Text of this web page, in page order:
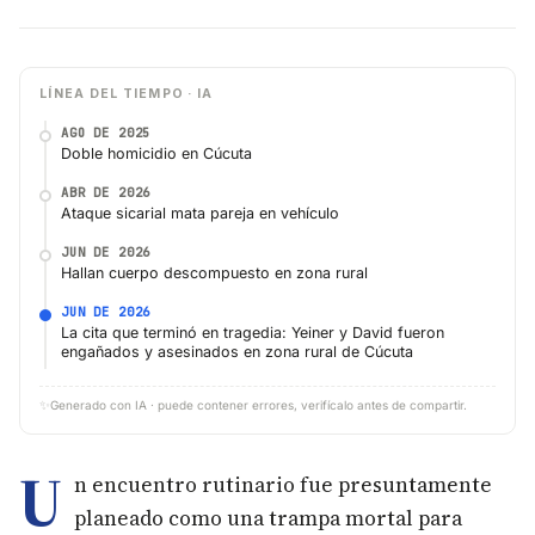
LÍNEA DEL TIEMPO · IA
AGO DE 2025
Doble homicidio en Cúcuta
ABR DE 2026
Ataque sicarial mata pareja en vehículo
JUN DE 2026
Hallan cuerpo descompuesto en zona rural
JUN DE 2026
La cita que terminó en tragedia: Yeiner y David fueron
engañados y asesinados en zona rural de Cúcuta
✨ Generado con IA · puede contener errores, verifícalo antes de compartir.
U n encuentro rutinario fue presuntamente
planeado como una trampa mortal para